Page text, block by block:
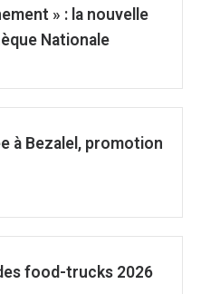
» : la nouvelle
Nationale
à Bezalel, promotion
food-trucks 2026